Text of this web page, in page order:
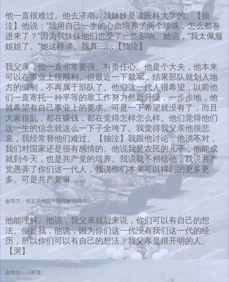
他一直很难过。他去济南。我妹妹是读医科大学的。【抽
泣】他说：“我用自己一生的心血培养了两个珍珠，怎么都卷
进来了？”因为我妹妹他们也受了一些影响。她说，“我太佩服
姐姐了。”她这样讲。我真……【抽泣】
我父亲，他一直非常要强、有责任心。他是个大夫，他本来
可以在事业上很顺利。但最近一下裁军，结果部队就划入地
方的编制，不再属于部队了。他们这一代人很希望，以前他
们一直寄托一种平等的靠工作努力然后升级，一步步地，他
就希望有自己事业上的要求。可是一下希望就没有了，而且
大家很乱，都在赚钱，都在觉得怎样怎么样。他们觉得他们
这一生的信念就这么一下子全垮了。我觉得我父亲他很悲
哀，我经常替他们难过。【抽泣】我跟他讨论，他说不对，
我们对国家还是很有感情的。他说我是农民的儿子，他能成
就到今天，也是共产党的培养。我说我不相信他，我说共产
党愚弄了你们这一代人，我说你们本来可以得到的更多更
多。可是共产党嘛……
金培力：你父亲他能不能理解你吗？
他能理解。他说，我父亲就后来说，你们可以有自己的想
法。但是我，他说，因为你们这一代没有我们这一代的经
历，所以你们可以有自己的想法。我父亲是很开明的人。
【哭】
金培力：（不清）